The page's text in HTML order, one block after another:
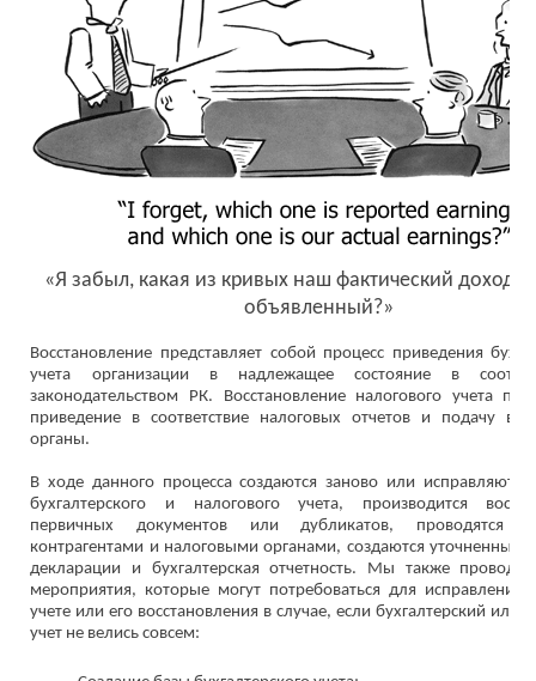
«Я забыл, какая из кривых наш фактический доход,
объявленный?»
Восстановление представляет собой процесс приведения
учета организации в надлежащее состояние в
законодательством РК. Восстановление налогового учета
приведение в соответствие налоговых отчетов и подачу в
органы.
В ходе данного процесса создаются заново или исправляются
бухгалтерского и налогового учета, производится
первичных документов или дубликатов, проводятся
контрагентами и налоговыми органами, создаются уточненные
декларации и бухгалтерская отчетность. Мы также
мероприятия, которые могут потребоваться для исправления
учете или его восстановления в случае, если бухгалтерский или
учет не велись совсем: